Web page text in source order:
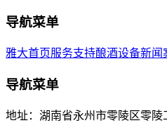
导航菜单
雅大首页服务支持酿酒设备新闻
导航菜单
地址：湖南省永州市零陵区零陵